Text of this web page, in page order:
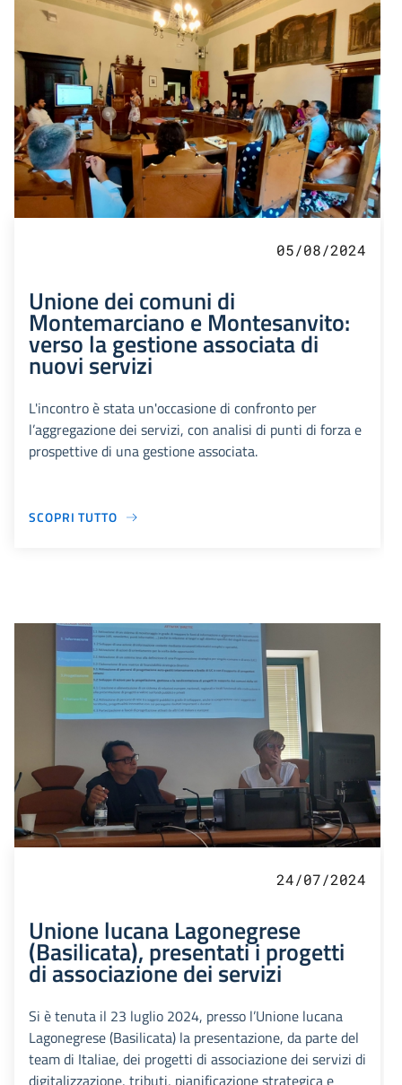
05/08/2024
Unione dei comuni di
Montemarciano e Montesanvito:
verso la gestione associata di
nuovi servizi
L'incontro è stata un'occasione di confronto per
l’aggregazione dei servizi, con analisi di punti di forza e
prospettive di una gestione associata.
SCOPRI TUTTO
24/07/2024
Unione lucana Lagonegrese
(Basilicata), presentati i progetti
di associazione dei servizi
Si è tenuta il 23 luglio 2024, presso l’Unione lucana
Lagonegrese (Basilicata) la presentazione, da parte del
team di Italiae, dei progetti di associazione dei servizi di